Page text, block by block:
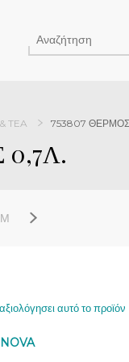
TEA 753807
0,7Λ.
αυτό το προϊόν